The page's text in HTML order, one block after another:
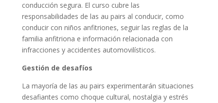
conducción segura. El curso cubre las
responsabilidades de las au pairs al conducir, como
conducir con niños anfitriones, seguir las reglas de la
familia anfitriona e información relacionada con
infracciones y accidentes automovilísticos.
Gestión de desafíos
La mayoría de las au pairs experimentarán situaciones
desafiantes como choque cultural, nostalgia y estrés